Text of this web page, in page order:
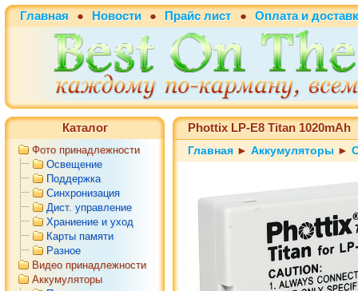
Главная ● Новости ● Прайс лист ● Оплата и
Каталог
Фото принадлежности
Освещение
Поддержка
Синхронизация
Дист. управление
Храниение и уход
Карты памяти
Разное
Видео принадлежности
Аккумуляторы
Phottix LP-E8 Titan 1020mAh
Главная ► Аккумуляторы ►